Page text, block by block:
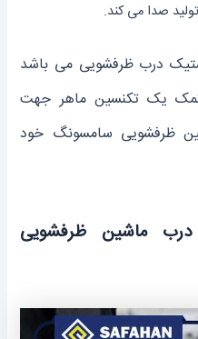
صدا می کند.
درب ظرفشویی می باشد
یک تکنسین ماهر جهت
ظرفشویی سامسونگ خود
ماشین ظرفشویی